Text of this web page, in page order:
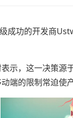
功的开发商
，这一决策源
端的限制常迫使